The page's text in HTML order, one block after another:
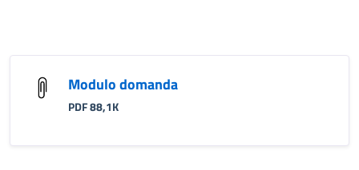
Modulo domanda
PDF 88,1K